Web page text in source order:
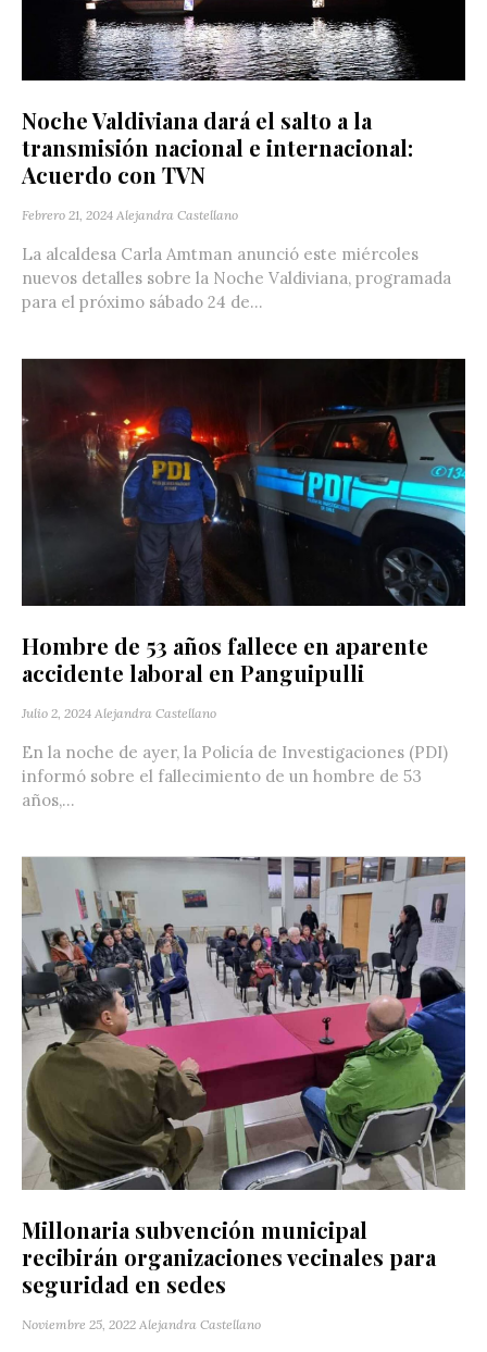
Noche Valdiviana dará el salto a la
transmisión nacional e internacional:
Acuerdo con TVN
Febrero 21, 2024 Alejandra Castellano
La alcaldesa Carla Amtman anunció este miércoles
nuevos detalles sobre la Noche Valdiviana, programada
para el próximo sábado 24 de...
Hombre de 53 años fallece en aparente
accidente laboral en Panguipulli
Julio 2, 2024 Alejandra Castellano
En la noche de ayer, la Policía de Investigaciones (PDI)
informó sobre el fallecimiento de un hombre de 53
años,...
Millonaria subvención municipal
recibirán organizaciones vecinales para
seguridad en sedes
Noviembre 25, 2022 Alejandra Castellano